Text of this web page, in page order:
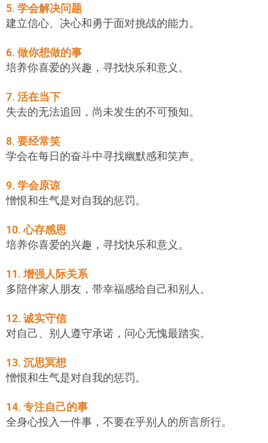
5. 学会解决问题
建立信心、决心和勇于面对挑战的能力。
6. 做你想做的事
培养你喜爱的兴趣，寻找快乐和意义。
7. 活在当下
失去的无法追回，尚未发生的不可预知。
8. 要经常笑
学会在每日的奋斗中寻找幽默感和笑声。
9. 学会原谅
憎恨和生气是对自我的惩罚。
10. 心存感恩
培养你喜爱的兴趣，寻找快乐和意义。
11. 增强人际关系
多陪伴家人朋友，带幸福感给自己和别人。
12. 诚实守信
对自己、别人遵守承诺，问心无愧最踏实。
13. 沉思冥想
憎恨和生气是对自我的惩罚。
14. 专注自己的事
全身心投入一件事，不要在乎别人的所言所行。